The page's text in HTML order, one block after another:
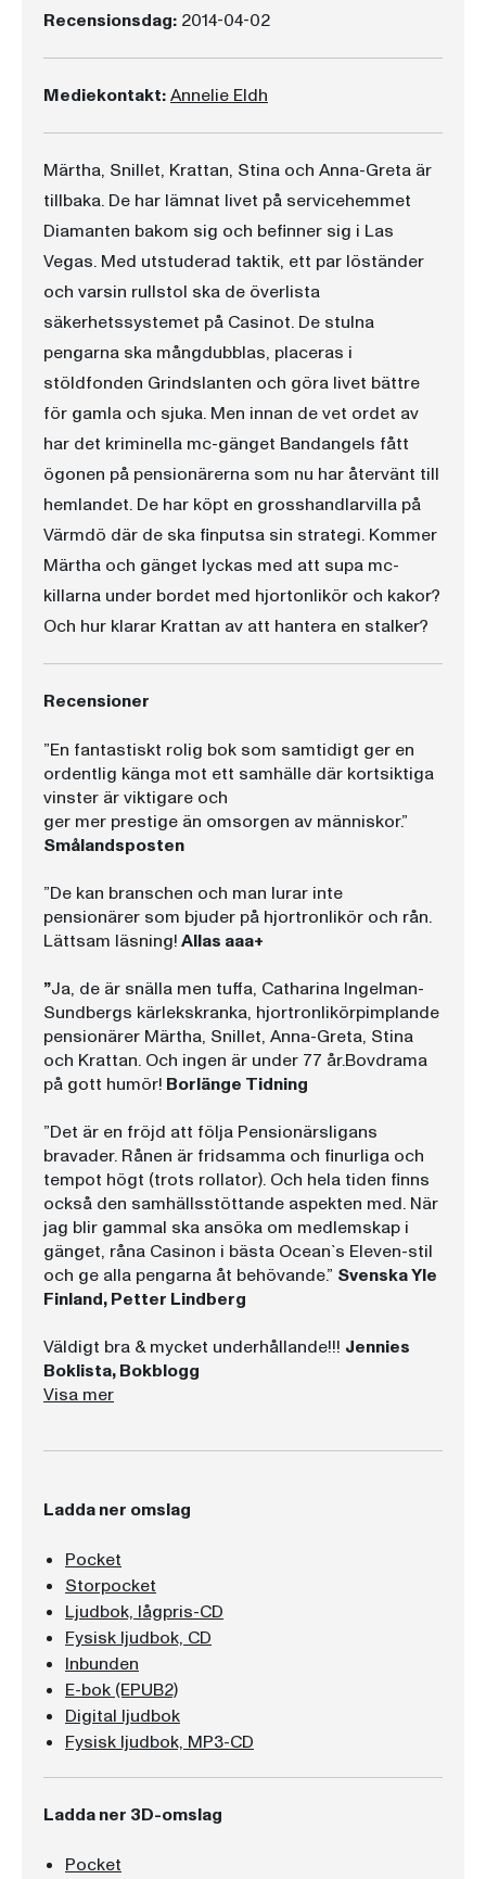
Recensionsdag: 2014-04-02
Mediekontakt:Annelie Eldh
Märtha, Snillet, Krattan, Stina och Anna-Greta är
tillbaka. De har lämnat livet på servicehemmet
Diamanten bakom sig och befinner sig i Las
Vegas. Med utstuderad taktik, ett par löständer
och varsin rullstol ska de överlista
säkerhetssystemet på Casinot. De stulna
pengarna ska mångdubblas, placeras i
stöldfonden Grindslanten och göra livet bättre
för gamla och sjuka. Men innan de vet ordet av
har det kriminella mc-gänget Bandangels fått
ögonen på pensionärerna som nu har återvänt till
hemlandet. De har köpt en grosshandlarvilla på
Värmdö där de ska finputsa sin strategi. Kommer
Märtha och gänget lyckas med att supa mc-
killarna under bordet med hjortonlikör och kakor?
Och hur klarar Krattan av att hantera en stalker?
Recensioner
”En fantastiskt rolig bok som samtidigt ger en
ordentlig känga mot ett samhälle där kortsiktiga
vinster är viktigare och
ger mer prestige än omsorgen av människor.”
Smålandsposten
”De kan branschen och man lurar inte
pensionärer som bjuder på hjortronlikör och rån.
Lättsam läsning!Allas aaa+
”Ja, de är snälla men tuffa, Catharina Ingelman-
Sundbergs kärlekskranka, hjortronlikörpimplande
pensionärer Märtha, Snillet, Anna-Greta, Stina
och Krattan. Och ingen är under 77 år.Bovdrama
på gott humör! Borlänge Tidning
”Det är en fröjd att följa Pensionärsligans
bravader. Rånen är fridsamma och finurliga och
tempot högt (trots rollator). Och hela tiden finns
också den samhällsstöttande aspekten med. När
jag blir gammal ska ansöka om medlemskap i
gänget, råna Casinon i bästa Ocean`s Eleven-stil
och ge alla pengarna åt behövande.” Svenska Yle
Finland, Petter Lindberg
Väldigt bra & mycket underhållande!!! Jennies
Boklista, Bokblogg
Visa mer
Ladda ner omslag
Pocket
Storpocket
Ljudbok, lågpris-CD
Fysisk ljudbok, CD
Inbunden
E-bok (EPUB2)
Digital ljudbok
Fysisk ljudbok, MP3-CD
Ladda ner 3D-omslag
Pocket